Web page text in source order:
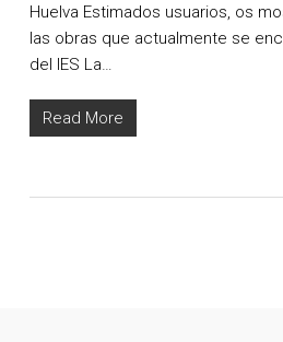
Huelva Estimados usuarios, os
las obras que actualmente se
del IES La…
Read More